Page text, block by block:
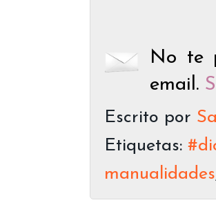
No te
email.
Escrito por
Etiquetas:
manualidades